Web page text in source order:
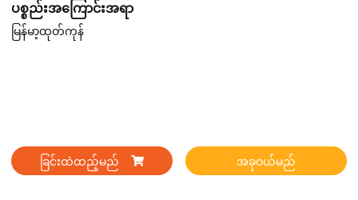
ပစ္စည်းအကြောင်းအရာ
မြန်မာ့ထုတ်ကုန်
ခြင်းထဲထည့်မည် အခုဝယ်မည်